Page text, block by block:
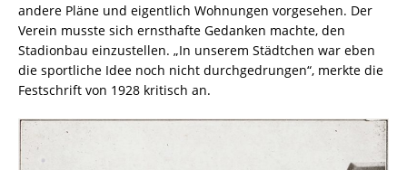
andere Pläne und eigentlich Wohnungen vorgesehen. Der
Verein musste sich ernsthafte Gedanken machte, den
Stadionbau einzustellen. „In unserem Städtchen war eben
die sportliche Idee noch nicht durchgedrungen“, merkte die
Festschrift von 1928 kritisch an.